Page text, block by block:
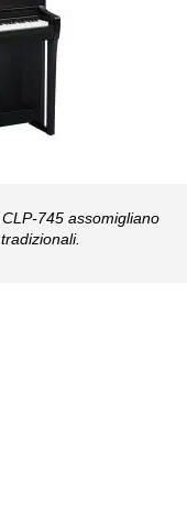
745 assomigliano